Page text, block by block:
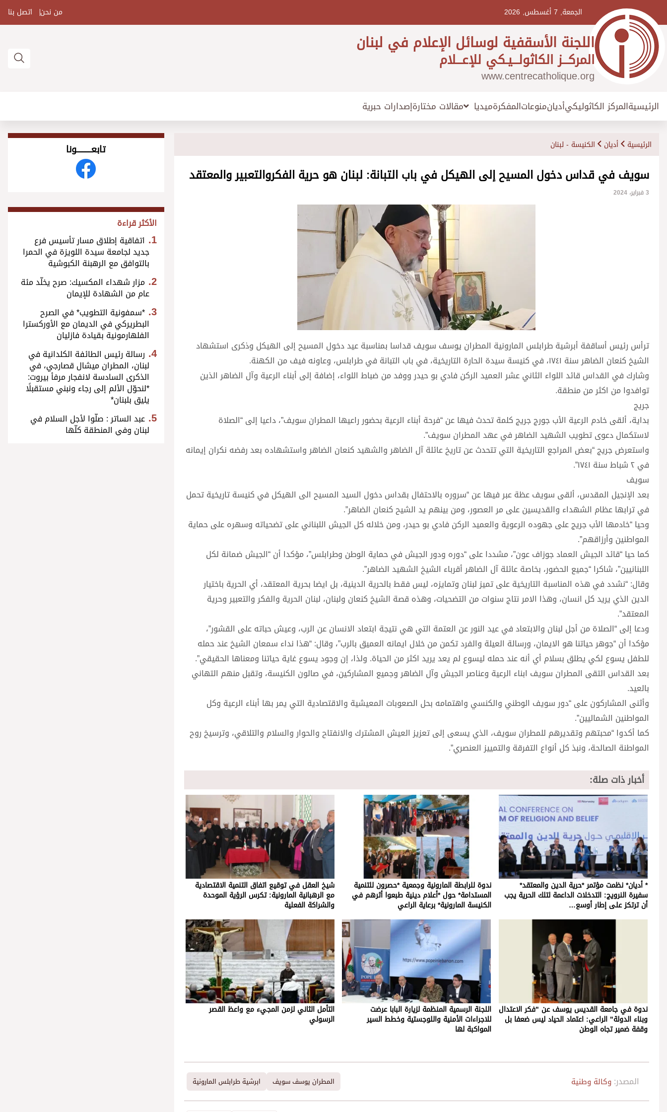
الجمعة, 7 أغسطس, 2026 من نحن اتصل بنا
اللجنة الأسقفية لوسائل الإعلام في لبنان
المركـــز الكاثولـــيـكي للإعـــلام
www.centrecatholique.org
الرئيسيةالمركز الكاثوليكيأديانمنوعاتالمفكرةميديا مقالات مختارةإصدارات حبرية
الرئيسية أديان الكنيسة - لبنان
سويف في قداس دخول المسيح إلى الهيكل في باب التبانة: لبنان هو حرية الفكروالتعبير والمعتقد
3 فبراير، 2024
ترأس رئيس أساقفة أبرشية طرابلس المارونية المطران يوسف سويف قداسا بمناسبة عيد دخول المسيح إلى الهيكل وذكرى استشهاد
الشيخ كنعان الضاهر سنة ١٧٤١، في كنيسة سيدة الحارة التاريخية، في باب التبانة في طرابلس، وعاونه فيف من الكهنة.
وشارك في القداس قائد اللواء الثاني عشر العميد الركن فادي بو حيدر ووفد من ضباط اللواء، إضافة إلى أبناء الرعية وآل الضاهر الذين
توافدوا من اكثر من منطقة.
جريج
بداية، ألقى خادم الرعية الأب جورج جريج كلمة تحدث فيها عن “فرحة أبناء الرعية بحضور راعيها المطران سويف”، داعيا إلى “الصلاة
لاستكمال دعوى تطويب الشهيد الضاهر في عهد المطران سويف”.
واستعرض جريج “بعض المراجع التاريخية التي تتحدث عن تاريخ عائلة آل الضاهر والشهيد كنعان الضاهر واستشهاده بعد رفضه نكران إيمانه
في ٢ شباط سنة ١٧٤١”.
سويف
بعد الإنجيل المقدس، ألقى سويف عظة عبر فيها عن “سروره بالاحتفال بقداس دخول السيد المسيح الى الهيكل في كنيسة تاريخية تحمل
في ترابها عظام الشهداء والقديسين على مر العصور، ومن بينهم يد الشيح كنعان الضاهر”.
وحيا “خادمها الأب جريج على جهوده الرعوية والعميد الركن فادي بو حيدر، ومن خلاله كل الجيش اللبناني على تضحياته وسهره على حماية
المواطنين وأرزاقهم”.
كما حيا “قائد الجيش العماد جوزاف عون”، مشددا على “دوره ودور الجيش في حماية الوطن وطرابلس”، مؤكدا أن “الجيش ضمانة لكل
اللبنانيين”، شاكرا “جميع الحضور، بخاصة عائلة آل الضاهر أقرباء الشيخ الشهيد الضاهر”.
وقال: “نشدد في هذه المناسبة التاريخية على تميز لبنان وتمايزه، ليس فقط بالحرية الدينية، بل ايضا بحرية المعتقد، أي الحرية باختيار
الدين الذي يريد كل انسان، وهذا الامر نتاج سنوات من التضحيات، وهذه قصة الشيخ كنعان ولبنان، لبنان الحرية والفكر والتعبير وحرية
المعتقد”.
ودعا إلى “الصلاة من أجل لبنان والابتعاد في عيد النور عن العتمة التي هي نتيجة ابتعاد الانسان عن الرب، وعيش حباته على القشور”،
مؤكدا أن “جوهر حياتنا هو الايمان، ورسالة العيلة والفرد تكمن من خلال ايمانه العميق بالرب”، وقال: “هذا نداء سمعان الشيخ عند حمله
للطفل يسوع لكي يطلق بسلام أي أنه عند حمله ليسوع لم يعد يريد اكثر من الحياة. ولذا، إن وجود يسوع غاية حياتنا ومعناها الحقيقي”.
بعد القداس التقى المطران سويف ابناء الرعية وعناصر الجيش وآل الضاهر وجميع المشاركين، في صالون الكنيسة، وتقبل منهم التهاني
بالعيد.
وأثنى المشاركون على “دور سويف الوطني والكنسي واهتمامه بحل الصعوبات المعيشية والاقتصادية التي يمر بها أبناء الرعية وكل
المواطنين الشماليين”.
كما أكدوا “محبتهم وتقديرهم للمطران سويف، الذي يسعى إلى تعزيز العيش المشترك والانفتاح والحوار والسلام والتلاقي، وترسيخ روح
المواطنة الصالحة، ونبذ كل أنواع التفرقة والتمييز العنصري”.
أخبار ذات صلة:
* أديان* نظمت مؤتمر *حرية الدين والمعتقد*
سفيرة النرويج: التدخلات الداعمة لتلك الحرية يجب
أن ترتكز على إطار أوسع…
ندوة في جامعة القديس يوسف عن "فكر الاعتدال
وبناء الدولة" الراعي: اعتماد الحياد ليس ضعفا بل
وقفة ضمير تجاه الوطن
ندوة للرابطة المارونية وجمعية *حصرون للتنمية
المستدامة* حول *أعلام دينية طبعوا أثرهم في
الكنيسة المارونية* برعاية الراعي
اللجنة الرسمية المنظمة لزيارة البابا عرضت
للاجراءات الأمنية واللوجستية وخطط السير
المواكبة لها
شيخ العقل في توقيع اتفاق التنمية الاقتصادية
مع الرهبانية المارونية: تكرس الرؤية الموحدة
والشراكة الفعلية
التأمل الثاني لزمن المجيء مع واعظ القصر
الرسولي
المصدر: وكالة وطنية المطران يوسف سويف ابرشية طرابلس المارونية
تابعــــــــــونا
الأكثر قراءة
اتفاقية إطلاق مسار تأسيس فرع
جديد لجامعة سيدة اللويزة في الحمرا
بالتوافق مع الرهبنة الكبوشية
مزار شهداء المكسيك: صرح يخلّد مئة
عام من الشهادة للإيمان
*سمفونية التطويب* في الصرح
البطريركي في الديمان مع الأوركسترا
الفلهارمونية بقيادة فازليان
رسالة رئيس الطائفة الكلدانية في
لبنان، المطران ميشال قصارجي، في
الذكرى السادسة لانفجار مرفأ بيروت:
*لنحوّل الألم إلى رجاء ونبني مستقبلًا
يليق بلبنان*
عبد الساتر : صلّوا لأجل السلام في
لبنان وفي المنطقة كلّها